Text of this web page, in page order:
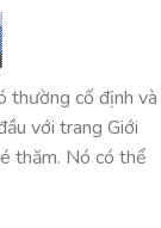
thường cố định và
với trang Giới
thăm. Nó có thể